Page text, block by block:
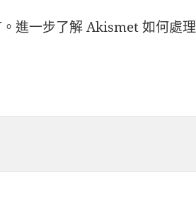
進一步了解 Akismet 如何處理